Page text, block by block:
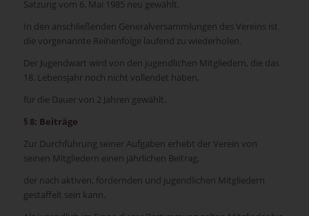
Satzung vom 6. Mai 1985 neu gewählt.
In den anschließenden Generalversammlungen des Vereins ist
die vorgenannte Reihenfolge laufend zu wiederholen.
Der Jugendwart wird von den jugendlichen Mitgliedern, die das
18. Lebensjahr noch nicht vollendet haben,
für die Dauer von 2 Jahren gewählt.
§ 8: Beiträge
Zur Durchführung seiner Aufgaben erhebt der Verein von
seinen Mitgliedern einen jährlichen Beitrag,
der nach aktiven, fördernden und jugendlichen Mitgliedern
gestaffelt sein kann.